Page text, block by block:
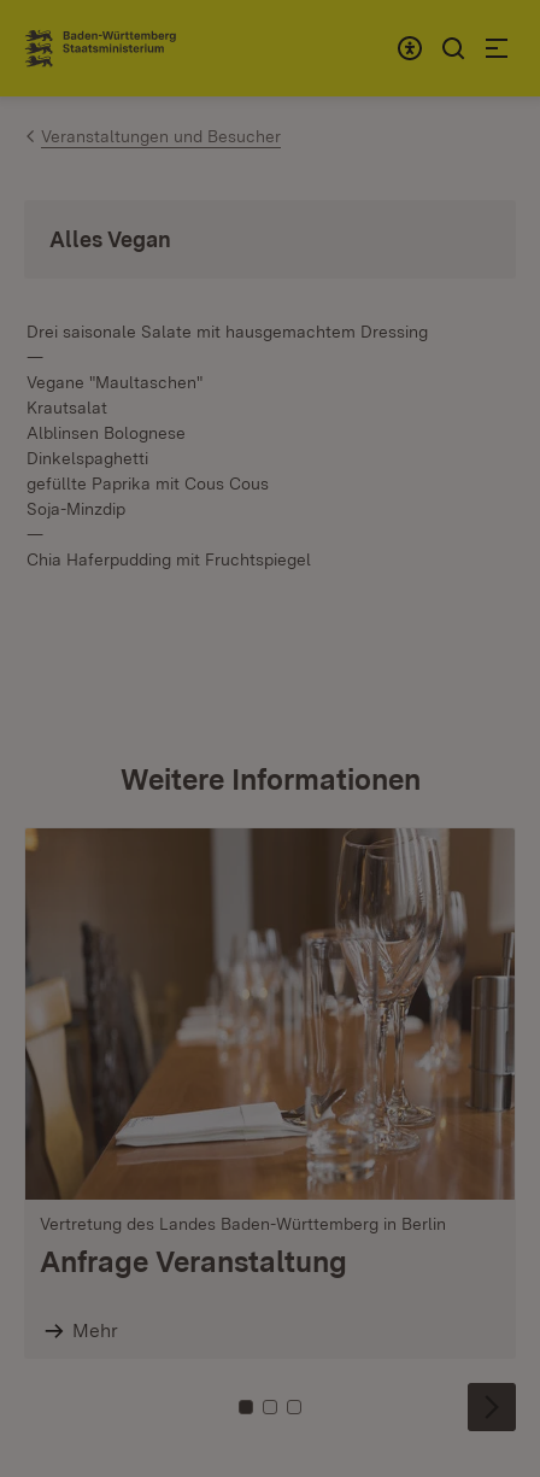
Zum Inhalt springen
Link zur Startseite
Veranstaltungen und Besucher
Alles Vegan
Drei saisonale Salate mit hausgemachtem Dressing
—
Vegane "Maultaschen"
Krautsalat
Alblinsen Bolognese
Dinkelspaghetti
gefüllte Paprika mit Cous Cous
Soja-Minzdip
—
Chia Haferpudding mit Fruchtspiegel
Weitere Informationen
Vertretung des Landes Baden-Württemberg in Berlin
Anfrage Veranstaltung
Mehr
Zu Kachel: 0
Zu Kachel: 1
Zu Kachel: 2